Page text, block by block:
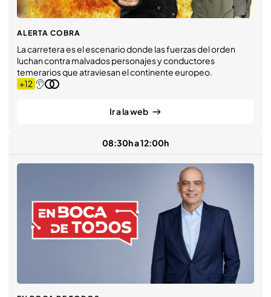
ALERTA COBRA
La carretera es el escenario donde las fuerzas del orden
luchan contra malvados personajes y conductores
temerarios que atraviesan el continente europeo.
Ir a la web
08:30h a 12:00h